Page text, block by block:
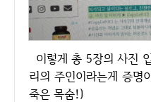
이렇게 총 5장의 사진 입니다. 이러면 제가 이 티스토
리의 주인이라는게 증명
죽은 목숨!)